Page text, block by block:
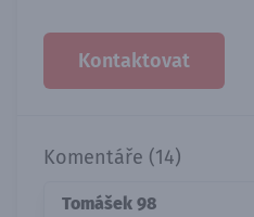
Kontaktovat
Komentáře (14)
Tomášek 98